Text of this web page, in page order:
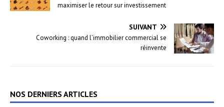
maximiser le retour sur investissement
SUIVANT
Coworking : quand l’immobilier commercial se
réinvente
NOS DERNIERS ARTICLES